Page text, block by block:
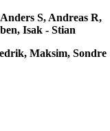
S, Andreas R,
Isak - Stian
Maksim, Sondre